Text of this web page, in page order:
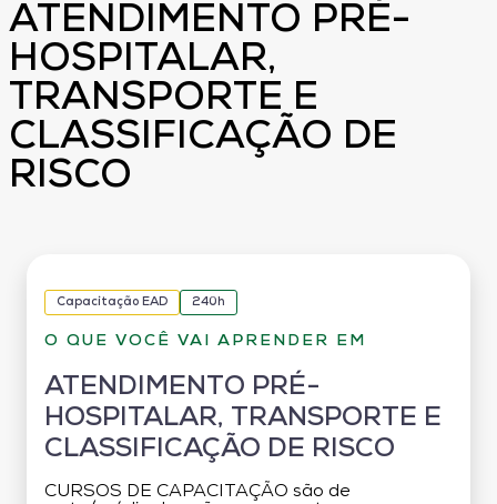
ATENDIMENTO PRÉ-
HOSPITALAR,
TRANSPORTE E
CLASSIFICAÇÃO DE
RISCO
Capacitação EAD 240h
O QUE VOCÊ VAI APRENDER EM
ATENDIMENTO PRÉ-
HOSPITALAR, TRANSPORTE E
CLASSIFICAÇÃO DE RISCO
CURSOS DE CAPACITAÇÃO são de